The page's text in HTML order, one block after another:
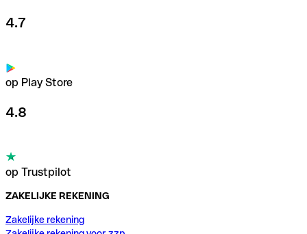
4.7
op Play Store
4.8
op Trustpilot
ZAKELIJKE REKENING
Zakelijke rekening